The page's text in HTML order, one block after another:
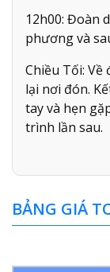
12h00: Đoàn
phương và
Chiều Tối: Về
lại nơi đón.
tay và hẹn
trình lần sau.
BẢNG GIÁ